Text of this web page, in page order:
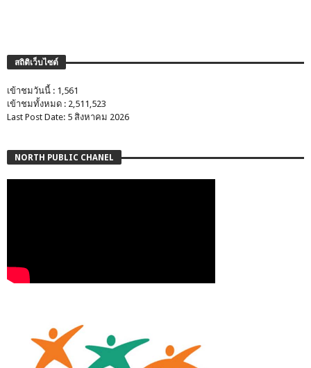
สถิติเว็บไซต์
เข้าชมวันนี้ : 1,561
เข้าชมทั้งหมด : 2,511,523
Last Post Date: 5 สิงหาคม 2026
NORTH PUBLIC CHANEL